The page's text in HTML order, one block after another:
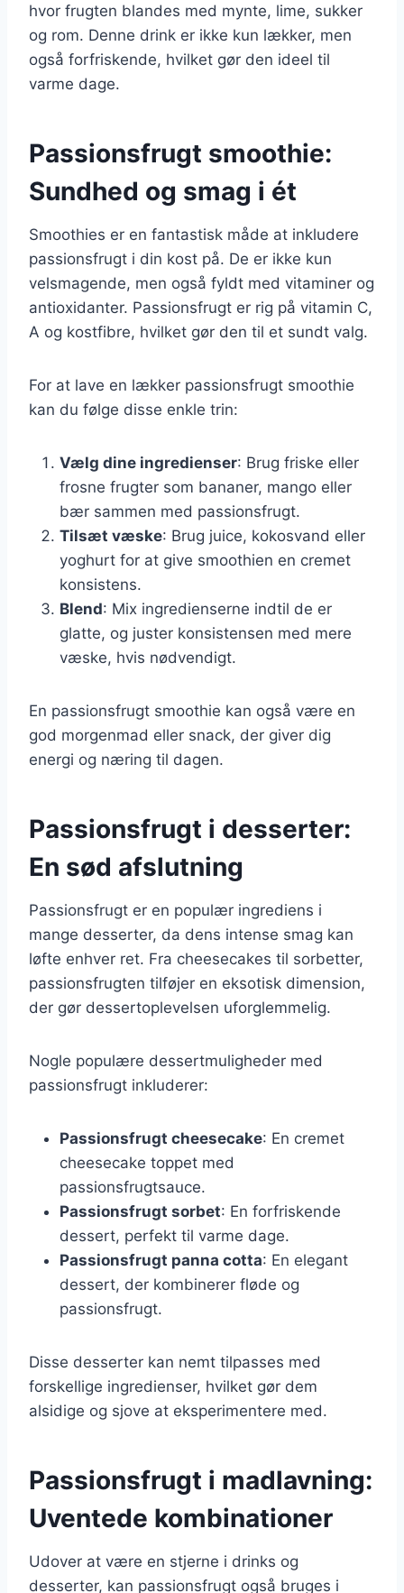
hvor frugten blandes med mynte, lime, sukker
og rom. Denne drink er ikke kun lækker, men
også forfriskende, hvilket gør den ideel til
varme dage.
Passionsfrugt smoothie:
Sundhed og smag i ét
Smoothies er en fantastisk måde at inkludere
passionsfrugt i din kost på. De er ikke kun
velsmagende, men også fyldt med vitaminer og
antioxidanter. Passionsfrugt er rig på vitamin C,
A og kostfibre, hvilket gør den til et sundt valg.
For at lave en lækker passionsfrugt smoothie
kan du følge disse enkle trin:
Vælg dine ingredienser: Brug friske eller
frosne frugter som bananer, mango eller
bær sammen med passionsfrugt.
Tilsæt væske: Brug juice, kokosvand eller
yoghurt for at give smoothien en cremet
konsistens.
Blend: Mix ingredienserne indtil de er
glatte, og juster konsistensen med mere
væske, hvis nødvendigt.
En passionsfrugt smoothie kan også være en
god morgenmad eller snack, der giver dig
energi og næring til dagen.
Passionsfrugt i desserter:
En sød afslutning
Passionsfrugt er en populær ingrediens i
mange desserter, da dens intense smag kan
løfte enhver ret. Fra cheesecakes til sorbetter,
passionsfrugten tilføjer en eksotisk dimension,
der gør dessertoplevelsen uforglemmelig.
Nogle populære dessertmuligheder med
passionsfrugt inkluderer:
Passionsfrugt cheesecake: En cremet
cheesecake toppet med
passionsfrugtsauce.
Passionsfrugt sorbet: En forfriskende
dessert, perfekt til varme dage.
Passionsfrugt panna cotta: En elegant
dessert, der kombinerer fløde og
passionsfrugt.
Disse desserter kan nemt tilpasses med
forskellige ingredienser, hvilket gør dem
alsidige og sjove at eksperimentere med.
Passionsfrugt i madlavning:
Uventede kombinationer
Udover at være en stjerne i drinks og
desserter, kan passionsfrugt også bruges i